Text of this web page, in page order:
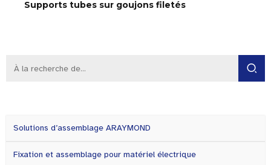
Supports tubes sur goujons filetés
Solutions d’assemblage ARAYMOND
Fixation et assemblage pour matériel électrique